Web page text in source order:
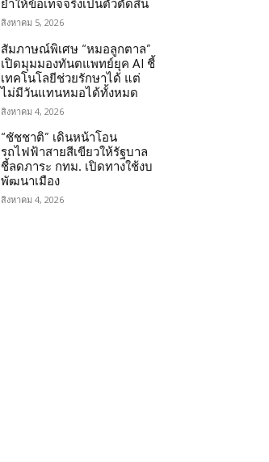
ย้ำให้ข้อเท็จจริงเป็นตัวตัดสิน
สิงหาคม 5, 2026
สัมภาษณ์พิเศษ “หมอลูกตาล”
เปิดมุมมองทันตแพทย์ยุค AI ชี้
เทคโนโลยีช่วยรักษาได้ แต่
ไม่มีวันแทนหมอได้ทั้งหมด
สิงหาคม 4, 2026
“ชัชชาติ” เดินหน้าโอน
รถไฟฟ้าสายสีเขียวให้รัฐบาล
ชี้ลดภาระ กทม. เปิดทางใช้งบ
พัฒนาเมือง
สิงหาคม 4, 2026